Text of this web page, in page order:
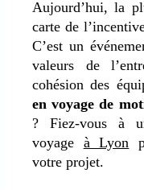
Aujourd’hui, la
carte de
C’est un
valeurs de
cohésion des
en voyage de
? Fiez-vous à
voyage à Lyon
votre projet.